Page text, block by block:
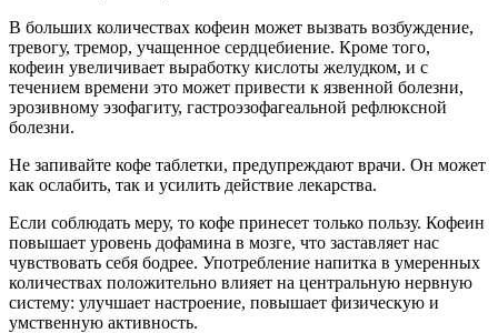
В больших количествах кофеин может вызвать возбуждение,
тревогу, тремор, учащенное сердцебиение. Кроме того,
кофеин увеличивает выработку кислоты желудком, и с
течением времени это может привести к язвенной болезни,
эрозивному эзофагиту, гастроэзофагеальной рефлюксной
болезни.
Не запивайте кофе таблетки, предупреждают врачи. Он может
как ослабить, так и усилить действие лекарства.
Если соблюдать меру, то кофе принесет только пользу. Кофеин
повышает уровень дофамина в мозге, что заставляет нас
чувствовать себя бодрее. Употребление напитка в умеренных
количествах положительно влияет на центральную нервную
систему: улучшает настроение, повышает физическую и
умственную активность.